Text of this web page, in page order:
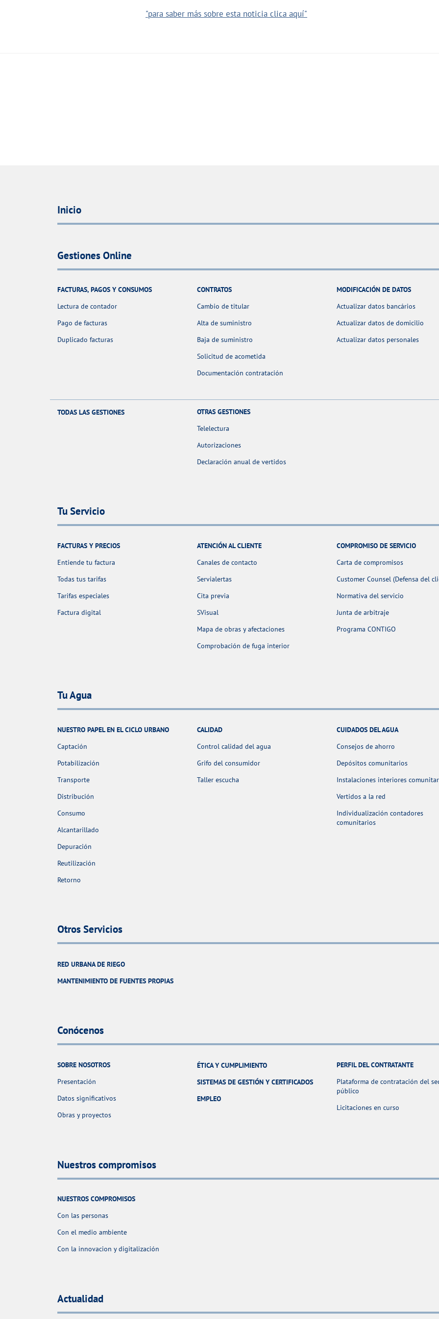
"para saber más sobre esta noticia clica aquí"
Inicio
Gestiones Online
FACTURAS, PAGOS Y CONSUMOS
Lectura de contador
Pago de facturas
Duplicado facturas
CONTRATOS
Cambio de titular
Alta de suministro
Baja de suministro
Solicitud de acometida
Documentación contratación
MODIFICACIÓN DE DATOS
Actualizar datos bancários
Actualizar datos de domicilio
Actualizar datos personales
TODAS LAS GESTIONES
OTRAS GESTIONES
Telelectura
Autorizaciones
Declaración anual de vertidos
Tu Servicio
FACTURAS Y PRECIOS
Entiende tu factura
Todas tus tarifas
Tarifas especiales
Factura digital
ATENCIÓN AL CLIENTE
Canales de contacto
Servialertas
Cita previa
SVisual
Mapa de obras y afectaciones
Comprobación de fuga interior
COMPROMISO DE SERVICIO
Carta de compromisos
Customer Counsel (Defensa del
Normativa del servicio
Junta de arbitraje
Programa CONTIGO
Tu Agua
NUESTRO PAPEL EN EL CICLO URBANO
Captación
Potabilización
Transporte
Distribución
Consumo
Alcantarillado
Depuración
Reutilización
Retorno
CALIDAD
Control calidad del agua
Grifo del consumidor
Taller escucha
CUIDADOS DEL AGUA
Consejos de ahorro
Depósitos comunitarios
Instalaciones interiores
Vertidos a la red
Individualización contadores
comunitarios
Otros Servicios
RED URBANA DE RIEGO
MANTENIMIENTO DE FUENTES PROPIAS
Conócenos
SOBRE NOSOTROS
Presentación
Datos significativos
Obras y proyectos
ÉTICA Y CUMPLIMIENTO
SISTEMAS DE GESTIÓN Y CERTIFICADOS
EMPLEO
PERFIL DEL CONTRATANTE
Plataforma de contratación del
público
Licitaciones en curso
Nuestros compromisos
NUESTROS COMPROMISOS
Con las personas
Con el medio ambiente
Con la innovacion y digitalización
Actualidad